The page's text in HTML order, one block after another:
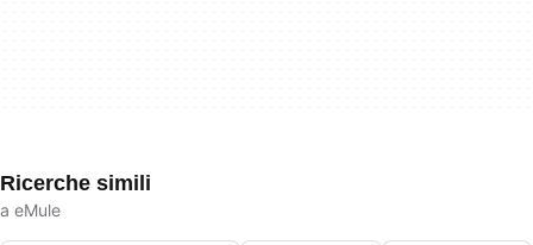
Ricerche simili
a eMule